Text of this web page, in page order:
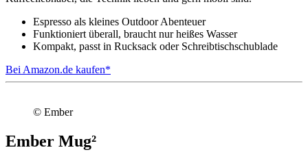
Espresso als kleines Outdoor Abenteuer
Funktioniert überall, braucht nur heißes Wasser
Kompakt, passt in Rucksack oder Schreibtischschublade
Bei Amazon.de kaufen*
© Ember
Ember Mug²